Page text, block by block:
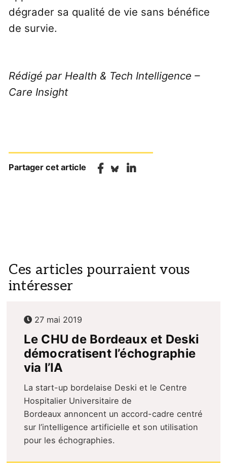
dégrader sa qualité de vie sans bénéfice
de survie.
Rédigé par Health & Tech Intelligence –
Care Insight
Partager cet article
Ces articles pourraient vous
intéresser
27 mai 2019
Le CHU de Bordeaux et Deski
démocratisent l’échographie
via l’IA
La start-up bordelaise Deski et le Centre
Hospitalier Universitaire de
Bordeaux annoncent un accord-cadre centré
sur l’intelligence artificielle et son utilisation
pour les échographies.